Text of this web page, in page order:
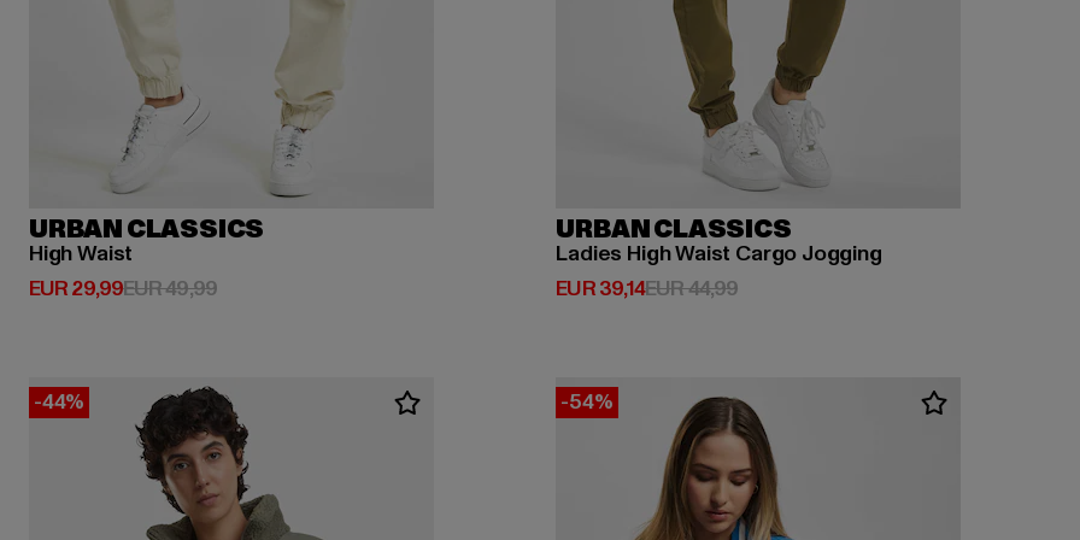
URBAN CLASSICS
High Waist
EUR 29,99
Derzeitiger Preis: EUR 29,99
EUR 49,99Aktionspreis: EUR 49,99
URBAN CLASSICS
Ladies High Waist Cargo Jogging
EUR 39,14
Derzeitiger Preis: EUR 39,14
EUR 44,99Aktionspreis: EUR 44,99
-44% -54%